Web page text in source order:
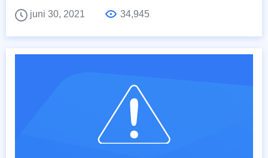
juni 30, 2021
34,945